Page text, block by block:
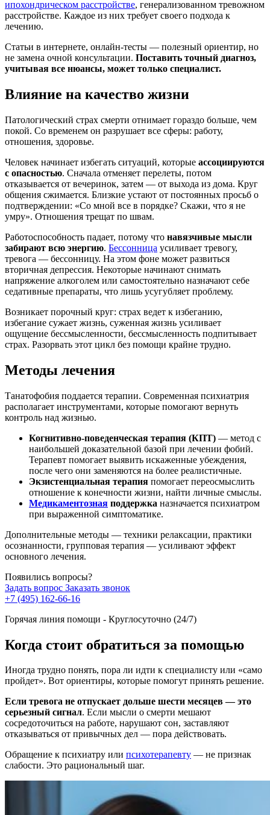
ипохондрическом расстройстве, генерализованном тревожном
расстройстве. Каждое из них требует своего подхода к
лечению.
Статьи в интернете, онлайн-тесты — полезный ориентир, но
не замена очной консультации. Поставить точный диагноз,
учитывая все нюансы, может только специалист.
Влияние на качество жизни
Патологический страх смерти отнимает гораздо больше, чем
покой. Со временем он разрушает все сферы: работу,
отношения, здоровье.
Человек начинает избегать ситуаций, которые ассоциируются
с опасностью. Сначала отменяет перелеты, потом
отказывается от вечеринок, затем — от выхода из дома. Круг
общения сжимается. Близкие устают от постоянных просьб о
подтверждении: «Со мной все в порядке? Скажи, что я не
умру». Отношения трещат по швам.
Работоспособность падает, потому что навязчивые мысли
забирают всю энергию. Бессонница усиливает тревогу,
тревога — бессонницу. На этом фоне может развиться
вторичная депрессия. Некоторые начинают снимать
напряжение алкоголем или самостоятельно назначают себе
седативные препараты, что лишь усугубляет проблему.
Возникает порочный круг: страх ведет к избеганию,
избегание сужает жизнь, суженная жизнь усиливает
ощущение бессмысленности, бессмысленность подпитывает
страх. Разорвать этот цикл без помощи крайне трудно.
Методы лечения
Танатофобия поддается терапии. Современная психиатрия
располагает инструментами, которые помогают вернуть
контроль над жизнью.
Когнитивно-поведенческая терапия (КПТ) — метод с
наибольшей доказательной базой при лечении фобий.
Терапевт помогает выявить искаженные убеждения,
после чего они заменяются на более реалистичные.
Экзистенциальная терапия помогает переосмыслить
отношение к конечности жизни, найти личные смыслы.
Медикаментозная поддержка назначается психиатром
при выраженной симптоматике.
Дополнительные методы — техники релаксации, практики
осознанности, групповая терапия — усиливают эффект
основного лечения.
Появились вопросы?
Задать вопрос Заказать звонок
+7 (495) 162-66-16
Горячая линия помощи - Круглосуточно (24/7)
Когда стоит обратиться за помощью
Иногда трудно понять, пора ли идти к специалисту или «само
пройдет». Вот ориентиры, которые помогут принять решение.
Если тревога не отпускает дольше шести месяцев — это
серьезный сигнал. Если мысли о смерти мешают
сосредоточиться на работе, нарушают сон, заставляют
отказываться от привычных дел — пора действовать.
Обращение к психиатру или психотерапевту — не признак
слабости. Это рациональный шаг.